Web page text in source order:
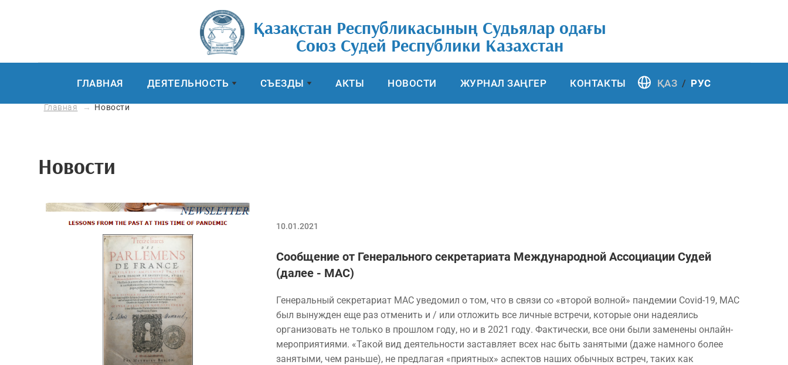
Қазақстан Республикасының Судьялар одағы
Союз Cудей Республики Казахстан
ГЛАВНАЯ ДЕЯТЕЛЬНОСТЬ СЪЕЗДЫ АКТЫ НОВОСТИ ЖУРНАЛ ЗАҢГЕР КОНТАКТЫ ҚАЗ РУС
Главная Новости
Новости
10.01.2021
Сообщение от Генерального секретариата Международной Ассоциации Судей
(далее - МАС)
Генеральный секретариат МАС уведомил о том, что в связи со «второй волной» пандемии Covid-19, МАС
был вынужден еще раз отменить и / или отложить все личные встречи, которые они надеялись
организовать не только в прошлом году, но и в 2021 году. Фактически, все они были заменены онлайн-
мероприятиями. «Такой вид деятельности заставляет всех нас быть занятыми (даже намного более
занятыми, чем раньше), не предлагая «приятных» аспектов наших обычных встреч, таких как